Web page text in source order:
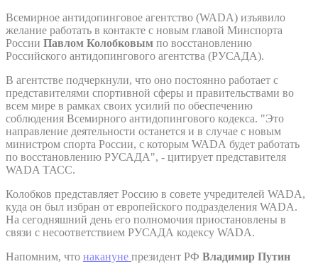
Всемирное антидопинговое агентство (WADA) изъявило
желание работать в контакте с новым главой Минспорта
России Павлом Колобковым по восстановлению
Российского антидопингового агентства (РУСАДА).
В агентстве подчеркнули, что оно постоянно работает с
представителями спортивной сферы и правительствами во
всем мире в рамках своих усилий по обеспечению
соблюдения Всемирного антидопингового кодекса. "Это
направление деятельности останется и в случае с новым
министром спорта России, с которым WADA будет работать
по восстановлению РУСАДА", - цитирует представителя
WADA ТАСС.
Колобков представляет Россию в совете учредителей WADA,
куда он был избран от европейского подразделения WADA.
На сегодняшний день его полномочия приостановлены в
связи с несоответствием РУСАДА кодексу WADA.
Напомним, что накануне президент РФ Владимир Путин